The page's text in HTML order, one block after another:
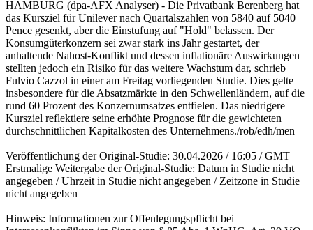
HAMBURG (dpa-AFX Analyser) - Die Privatbank Berenberg hat
das Kursziel für Unilever nach Quartalszahlen von 5840 auf 5040
Pence gesenkt, aber die Einstufung auf "Hold" belassen. Der
Konsumgüterkonzern sei zwar stark ins Jahr gestartet, der
anhaltende Nahost-Konflikt und dessen inflationäre Auswirkungen
stellten jedoch ein Risiko für das weitere Wachstum dar, schrieb
Fulvio Cazzol in einer am Freitag vorliegenden Studie. Dies gelte
insbesondere für die Absatzmärkte in den Schwellenländern, auf die
rund 60 Prozent des Konzernumsatzes entfielen. Das niedrigere
Kursziel reflektiere seine erhöhte Prognose für die gewichteten
durchschnittlichen Kapitalkosten des Unternehmens./rob/edh/men
Veröffentlichung der Original-Studie: 30.04.2026 / 16:05 / GMT
Erstmalige Weitergabe der Original-Studie: Datum in Studie nicht
angegeben / Uhrzeit in Studie nicht angegeben / Zeitzone in Studie
nicht angegeben
Hinweis: Informationen zur Offenlegungspflicht bei